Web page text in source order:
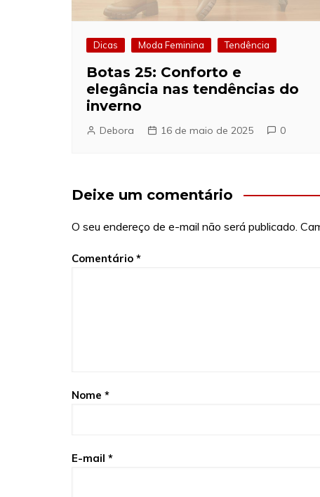
Dicas Moda Feminina Tendência
Botas 25: Conforto e
elegância nas tendências do
inverno
Debora 16 de maio de 2025 0
Deixe um comentário
O seu endereço de e-mail não será publicado.
Comentário *
Nome *
E-mail *